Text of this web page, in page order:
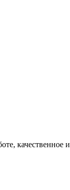
качественное